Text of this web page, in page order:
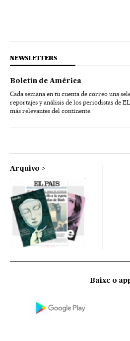
NEWSLETTERS
Boletín de América
Cada semana en tu cuenta de correo una
reportajes y análisis de los periodistas de
más relevantes del continente.
Arquivo
Baixe o